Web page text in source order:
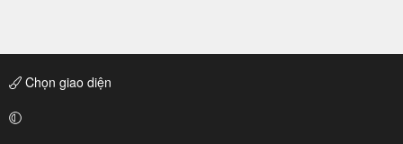
Chọn giao diện